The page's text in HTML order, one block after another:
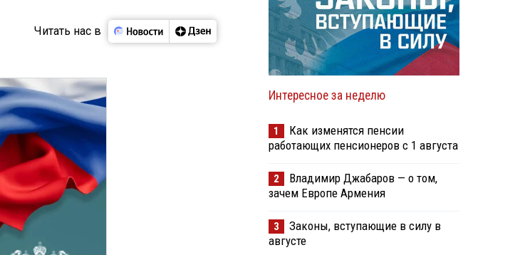
Читать нас в
Интересное за неделю
1
Как изменятся пенсии
работающих пенсионеров с 1 августа
2
Владимир Джабаров — о том,
зачем Европе Армения
3
Законы, вступающие в силу в
августе